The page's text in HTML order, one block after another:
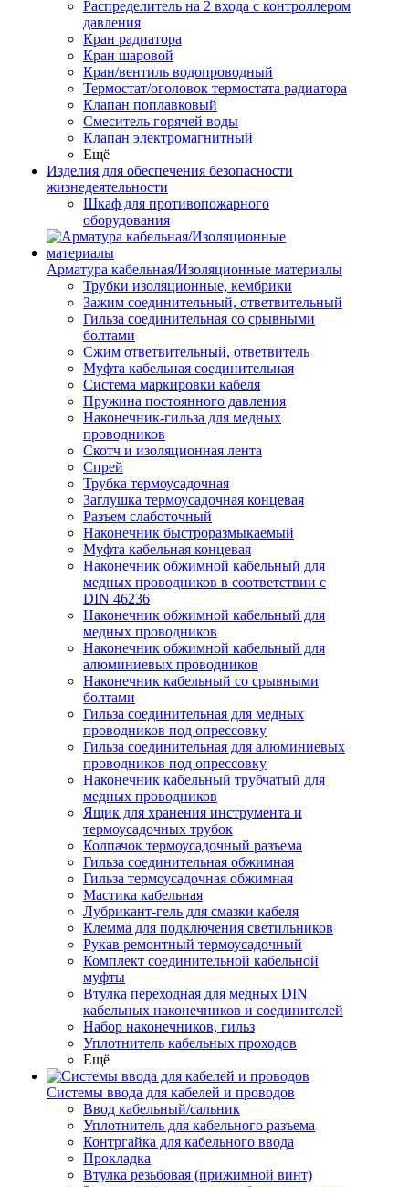
Распределитель на 2 входа с контроллером
давления
Кран радиатора
Кран шаровой
Кран/вентиль водопроводный
Термостат/оголовок термостата радиатора
Клапан поплавковый
Смеситель горячей воды
Клапан электромагнитный
Ещё
Изделия для обеспечения безопасности
жизнедеятельности
Шкаф для противопожарного
оборудования
Арматура кабельная/Изоляционные материалы
Трубки изоляционные, кембрики
Зажим соединительный, ответвительный
Гильза соединительная со срывными
болтами
Сжим ответвительный, ответвитель
Муфта кабельная соединительная
Система маркировки кабеля
Пружина постоянного давления
Наконечник-гильза для медных
проводников
Скотч и изоляционная лента
Спрей
Трубка термоусадочная
Заглушка термоусадочная концевая
Разъем слаботочный
Наконечник быстроразмыкаемый
Муфта кабельная концевая
Наконечник обжимной кабельный для
медных проводников в соответствии с
DIN 46236
Наконечник обжимной кабельный для
медных проводников
Наконечник обжимной кабельный для
алюминиевых проводников
Наконечник кабельный со срывными
болтами
Гильза соединительная для медных
проводников под опрессовку
Гильза соединительная для алюминиевых
проводников под опрессовку
Наконечник кабельный трубчатый для
медных проводников
Ящик для хранения инструмента и
термоусадочных трубок
Колпачок термоусадочный разъема
Гильза соединительная обжимная
Гильза термоусадочная обжимная
Мастика кабельная
Лубрикант-гель для смазки кабеля
Клемма для подключения светильников
Рукав ремонтный термоусадочный
Комплект соединительной кабельной
муфты
Втулка переходная для медных DIN
кабельных наконечников и соединителей
Набор наконечников, гильз
Уплотнитель кабельных проходов
Ещё
Системы ввода для кабелей и проводов
Ввод кабельный/сальник
Уплотнитель для кабельного разъема
Контргайка для кабельного ввода
Прокладка
Втулка резьбовая (прижимной винт)